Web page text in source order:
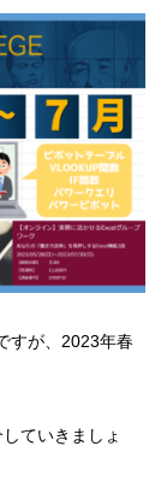
すが、 2023年春
ていきましょ